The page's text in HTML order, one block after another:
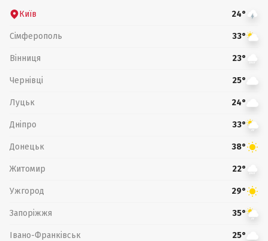
Київ 24°
Сімферополь 33°
Вінниця 23°
Чернівці 25°
Луцьк 24°
Дніпро 33°
Донецьк 38°
Житомир 22°
Ужгород 29°
Запоріжжя 35°
Івано-Франківськ 25°